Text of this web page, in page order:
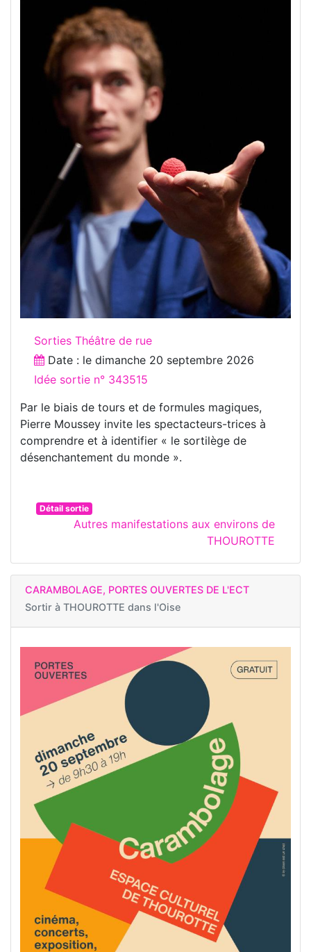
Sorties Théâtre de rue
Date : le dimanche 20 septembre 2026
Idée sortie n° 343515
Par le biais de tours et de formules magiques,
Pierre Moussey invite les spectacteurs-trices à
comprendre et à identifier « le sortilège de
désenchantement du monde ».
Détail sortie
Autres manifestations aux environs de
THOUROTTE
CARAMBOLAGE, PORTES OUVERTES DE L'ECT
Sortir à THOUROTTE dans l'Oise